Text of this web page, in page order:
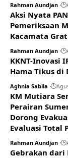
Rahman Aundjan
Aksi Nyata
Pemeriksaan
Kacamata
Rahman Aundjan
KKNT-Inovasi
Hama Tikus di
Aghnia Sabila
KM Mutiara
Perairan
Dorong
Evaluasi Total
Rahman Aundjan
Gebrakan dari